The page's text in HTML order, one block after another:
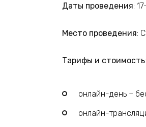
Даты проведения:
Место проведения:
Тарифы и стоимость:
онлайн-день –
онлайн-